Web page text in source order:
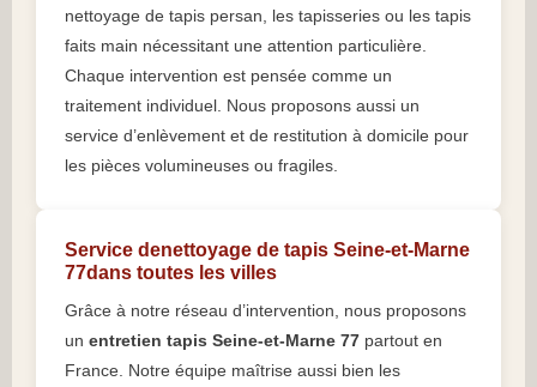
nettoyage de tapis persan, les tapisseries ou les tapis
faits main nécessitant une attention particulière.
Chaque intervention est pensée comme un
traitement individuel. Nous proposons aussi un
service d’enlèvement et de restitution à domicile pour
les pièces volumineuses ou fragiles.
Service denettoyage de tapis Seine-et-Marne
77dans toutes les villes
Grâce à notre réseau d’intervention, nous proposons
un entretien tapis Seine-et-Marne 77 partout en
France. Notre équipe maîtrise aussi bien les